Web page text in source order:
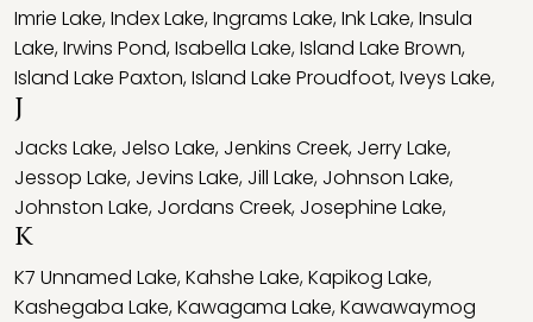
Imrie Lake,Index Lake,Ingrams Lake,Ink Lake,Insula
Lake,Irwins Pond,Isabella Lake,Island Lake Brown,
Island Lake Paxton,Island Lake Proudfoot,Iveys Lake,
J
Jacks Lake, Jelso Lake, Jenkins Creek, Jerry Lake,
Jessop Lake, Jevins Lake, Jill Lake, Johnson Lake,
Johnston Lake, Jordans Creek, Josephine Lake,
K
K7 Unnamed Lake,Kahshe Lake,Kapikog Lake,
Kashegaba Lake,Kawagama Lake,Kawawaymog